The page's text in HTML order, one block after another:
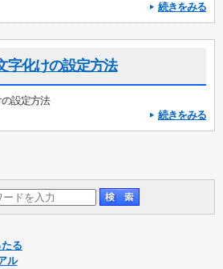
続きをみる
字化けの設定方法
設定方法
続きをみる